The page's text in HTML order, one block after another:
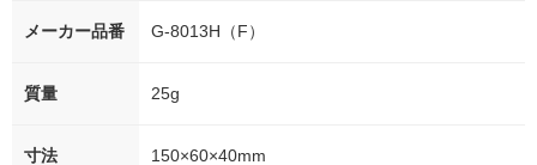
メーカー品番 G-8013H（F）
質量 25g
寸法 150×60×40mm